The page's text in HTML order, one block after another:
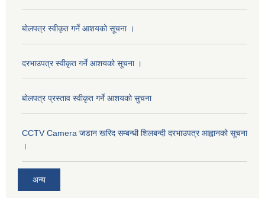
बोलपत्र स्वीकृत गर्ने आशयको सूचना ।
दरभाउपत्र स्वीकृत गर्ने आशयको सूचना ।
बोलपत्र प्रस्ताव स्वीकृत गर्ने आशयको सुचना
CCTV Camera जडान खरिद सम्बन्धी शिलबन्दी दरभाउपत्र आह्वानको सूचना
।
अन्य